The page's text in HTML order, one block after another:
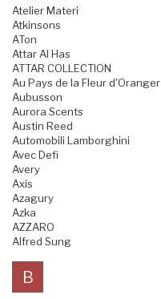
Atelier Materi
Atkinsons
ATon
Attar Al Has
ATTAR COLLECTION
Au Pays de la Fleur d'Oranger
Aubusson
Aurora Scents
Austin Reed
Automobili Lamborghini
Avec Defi
Avery
Axis
Azagury
Azka
AZZARO
Alfred Sung
B